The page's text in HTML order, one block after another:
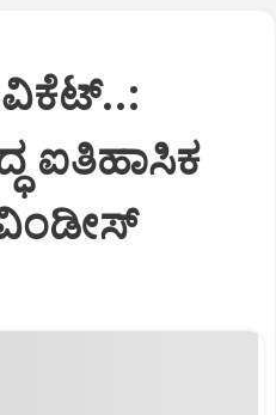
ಐತಿಹಾಸಿಕ